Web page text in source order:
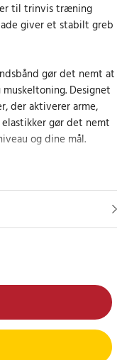
til trinvis træning
giver et stabilt greb
gør det nemt at
Designet
der aktiverer arme,
gør det nemt
og dine mål.
godt i hånden, selv
tage med, så den er
til en række